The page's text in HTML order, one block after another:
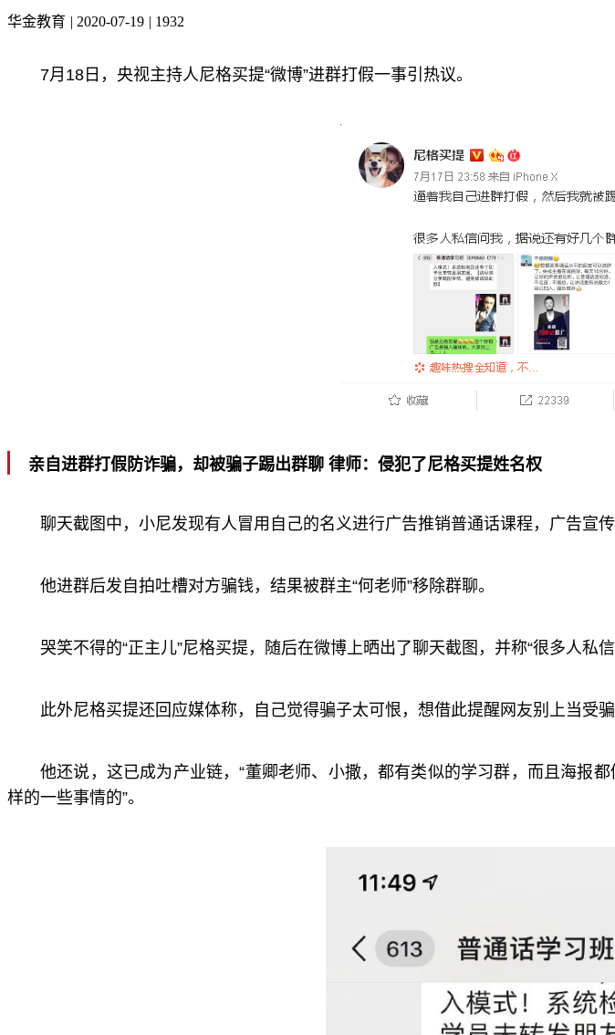
华金教育 | 2020-07-19 | 1932
7月18日，央视主持人尼格买提“微博”进群打假一事引热议。
亲自进群打假防诈骗，却被骗子踢出群聊 律师：侵犯了尼格买提姓名权
聊天截图中，小尼发现有人冒用自己的名义进行广告推销普通话课程，广告宣
他进群后发自拍吐槽对方骗钱，结果被群主“何老师”移除群聊。
哭笑不得的“正主儿”尼格买提，随后在微博上晒出了聊天截图，并称“很多人
此外尼格买提还回应媒体称，自己觉得骗子太可恨，想借此提醒网友别上当受骗
他还说，这已成为产业链，“董卿老师、小撒，都有类似的学习群，而且海报
样的一些事情的”。